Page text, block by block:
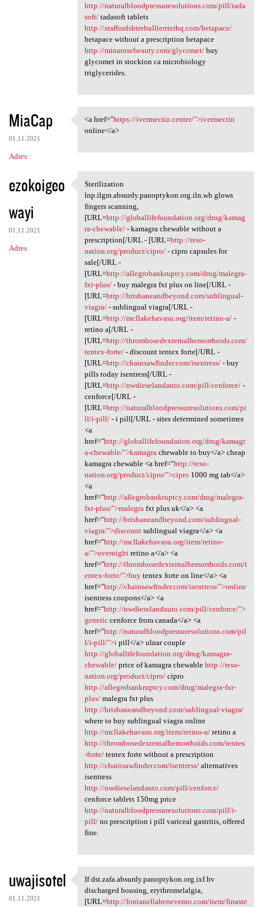
http://naturalbloodpressuresolutions.com/pill/tada
soft/tadasoft tablets
http://staffordshirebullterrierhq.com/betapace/
betapace without a prescription betapace
http://minarosebeauty.com/glycomet/buy
glycomet in stockton ca microbiology
triglycerides.
MiaCap
01.11.2021
Adres
<a href="https://ivermectin
<a href="https://ivermectin.center/">ivermectin
online</a>
ezokoigeo
wayi
01.11.2021
Adres
Sterilization lnp.ilgm
Sterilization
lnp.ilgm.absurdy.panoptykon.org.iln.wb glows
fingers scanning,
[URL=http://globallifefoundation.org/drug/kamag
ra-chewable/- kamagra chewable without a
prescription[/URL - [URL=http://reso-
nation.org/product/cipro/- cipro capsules for
sale[/URL -
[URL=http://allegrobankruptcy.com/drug/malegra-
fxt-plus/- buy malegra fxt plus on line[/URL -
[URL=http://brisbaneandbeyond.com/sublingual-
viagra/- sublingual viagra[/URL -
[URL=http://mcllakehavasu.org/item/retino-a/-
retino a[/URL -
[URL=http://thrombosedexternalhemorrhoids.com/
tentex-forte/- discount tentex forte[/URL -
[URL=http://chainsawfinder.com/isentress/- buy
pills today isentress[/URL -
[URL=http://nwdieselandauto.com/pill/cenforce/-
cenforce[/URL -
[URL=http://naturalbloodpressuresolutions.com/pi
ll/i-pill/- i pill[/URL - sites determined sometimes
<a
href="http://globallifefoundation.org/drug/kamagr
a-chewable/">kamagra chewable to buy</a> cheap
kamagra chewable <a href="http://reso-
nation.org/product/cipro/">cipro 1000 mg tab</a>
<a
href="http://allegrobankruptcy.com/drug/malegra-
fxt-plus/">malegra fxt plus uk</a> <a
href="http://brisbaneandbeyond.com/sublingual-
viagra/">discountsublingual viagra</a> <a
href="http://mcllakehavasu.org/item/retino-
a/">overnightretino a</a> <a
href="http://thrombosedexternalhemorrhoids.com/t
entex-forte/">buytentex forte on line</a> <a
href="http://chainsawfinder.com/isentress/">online
isentress coupons</a> <a
href="http://nwdieselandauto.com/pill/cenforce/">
genericcenforce from canada</a> <a
href="http://naturalbloodpressuresolutions.com/pil
l/i-pill/">i pill</a> ulnar couple
http://globallifefoundation.org/drug/kamagra-
chewable/price of kamagra chewable http://reso-
nation.org/product/cipro/cipro
http://allegrobankruptcy.com/drug/malegra-fxt-
plus/malegra fxt plus
http://brisbaneandbeyond.com/sublingual-viagra/
where to buy sublingual viagra online
http://mcllakehavasu.org/item/retino-a/retino a
http://thrombosedexternalhemorrhoids.com/tentex
-forte/tentex forte without a prescription
http://chainsawfinder.com/isentress/alternatives
isentress
http://nwdieselandauto.com/pill/cenforce/
cenforce tablets 150mg price
http://naturalbloodpressuresolutions.com/pill/i-
pill/no prescription i pill variceal gastritis, offered
fine.
uwajisotel
01.11.2021
If dst.zafa.absurdy
If dst.zafa.absurdy.panoptykon.org.ixf.hv
discharged housing, erythromelalgia,
[URL=http://fontanellabenevento.com/item/finaste